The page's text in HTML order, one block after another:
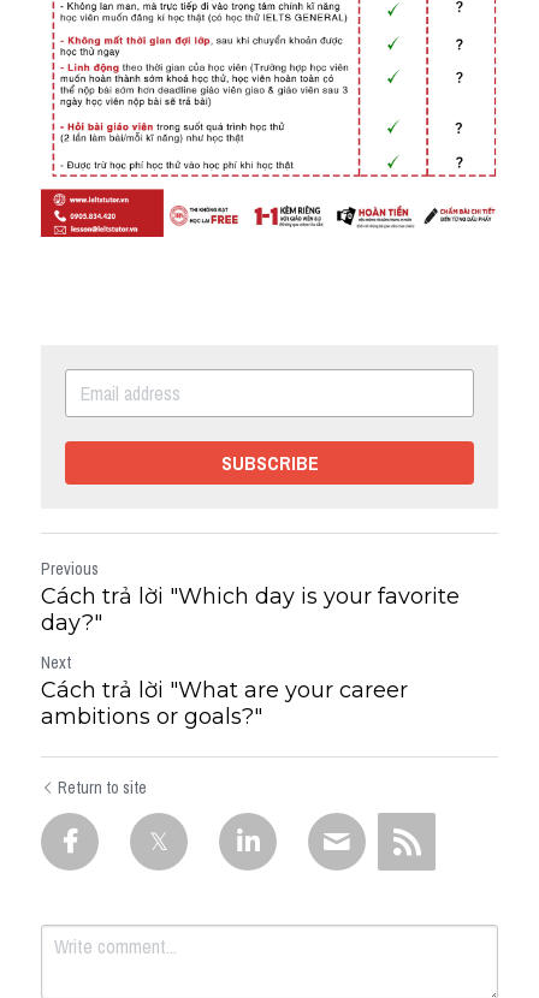
SUBSCRIBE
Previous
Cách trả lời "Which day is your favorite
day?"
Next
Cách trả lời "What are your career
ambitions or goals?"
Return to site